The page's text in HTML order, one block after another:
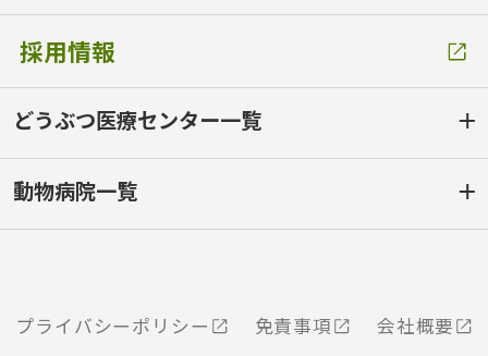
採用情報
どうぶつ医療センター一覧
動物病院一覧
プライバシーポリシー 免責事項 会社概要